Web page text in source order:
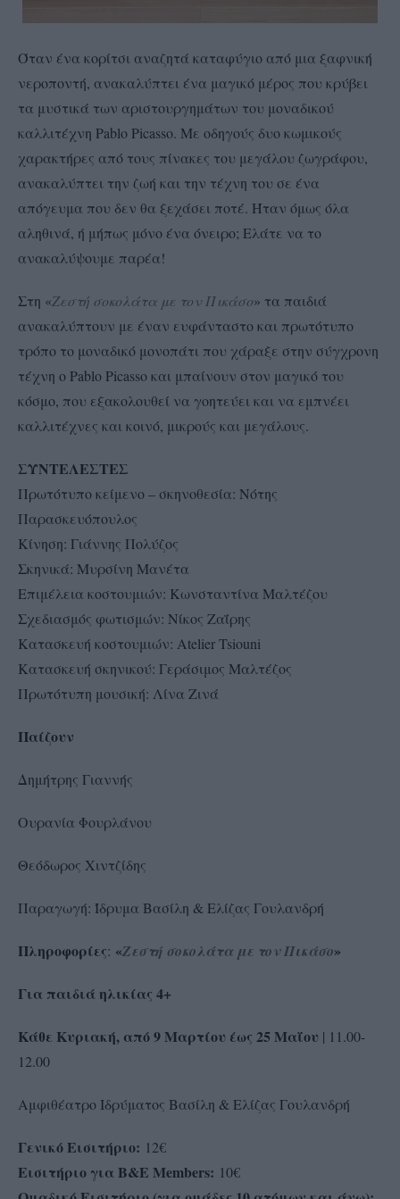
Όταν ένα κορίτσι αναζητά καταφύγιο από μια ξαφνική
νεροποντή, ανακαλύπτει ένα μαγικό μέρος που κρύβει
τα μυστικά των αριστουργημάτων του μοναδικού
καλλιτέχνη Pablo Picasso. Με οδηγούς δυο κωμικούς
χαρακτήρες από τους πίνακες του μεγάλου ζωγράφου,
ανακαλύπτει την ζωή και την τέχνη του σε ένα
απόγευμα που δεν θα ξεχάσει ποτέ. Ήταν όμως όλα
αληθινά, ή μήπως μόνο ένα όνειρο; Ελάτε να το
ανακαλύψουμε παρέα!
Στη «Ζεστή σοκολάτα με τον Πικάσο» τα παιδιά
ανακαλύπτουν με έναν ευφάνταστο και πρωτότυπο
τρόπο το μοναδικό μονοπάτι που χάραξε στην σύγχρονη
τέχνη ο Pablo Picasso και μπαίνουν στον μαγικό του
κόσμο, που εξακολουθεί να γοητεύει και να εμπνέει
καλλιτέχνες και κοινό, μικρούς και μεγάλους.
ΣΥΝΤΕΛΕΣΤΕΣ
Πρωτότυπο κείμενο – σκηνοθεσία: Νότης
Παρασκευόπουλος
Κίνηση: Γιάννης Πολύζος
Σκηνικά: Μυρσίνη Μανέτα
Επιμέλεια κοστουμιών: Κωνσταντίνα Μαλτέζου
Σχεδιασμός φωτισμών: Νίκος Ζαΐρης
Κατασκευή κοστουμιών: Atelier Tsiouni
Κατασκευή σκηνικού: Γεράσιμος Μαλτέζος
Πρωτότυπη μουσική: Λίνα Ζινά
Παίζουν
Δημήτρης Γιαννής
Ουρανία Φουρλάνου
Θεόδωρος Χιντζίδης
Παραγωγή: Ίδρυμα Βασίλη & Ελίζας Γουλανδρή
Πληροφορίες: «Ζεστή σοκολάτα με τον Πικάσο»
Για παιδιά ηλικίας 4+
Κάθε Κυριακή, από 9 Μαρτίου έως 25 Μαΐου | 11.00-
12.00
Αμφιθέατρο Ιδρύματος Βασίλη & Ελίζας Γουλανδρή
Γενικό Εισιτήριο: 12€
Εισιτήριο για B&E Members: 10€